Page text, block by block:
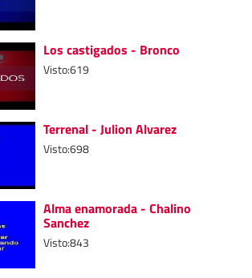
Los castigados - Bronco
Visto:619
Terrenal - Julion Alvarez
Visto:698
Alma enamorada - Chalino
Sanchez
Visto:843